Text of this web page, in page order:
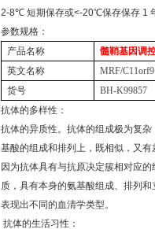
2-8℃ 短期保存或<-20℃保存保存 1
参数规格：
产品名称
髓鞘基因调
英文名称
MRF/C11orf9
货号
BH-K99857
抗体的多样性：
抗体的异质性。抗体的组成极为复
基酸的组成和排列上，既相似，又有
因为抗体具有与抗原决定簇相对应
质，具有本身的氨基酸组成、排列
表现出不同的血清学类型。
抗体的生活习性：